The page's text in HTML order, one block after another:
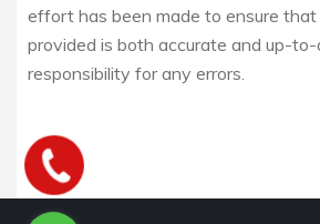
effort has been made to ensure
provided is both accurate and up-
responsibility for any errors.